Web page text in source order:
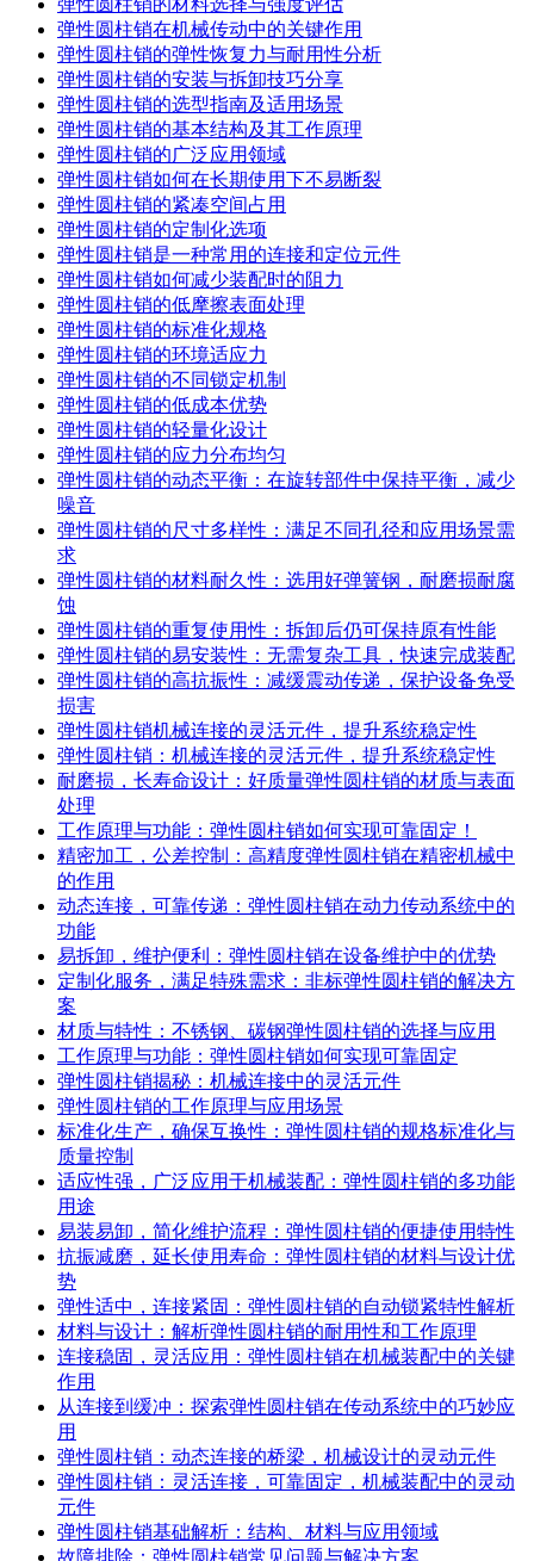
弹性圆柱销在机械传动中的关键作用
弹性圆柱销的弹性恢复力与耐用性分析
弹性圆柱销的安装与拆卸技巧分享
弹性圆柱销的选型指南及适用场景
弹性圆柱销的基本结构及其工作原理
弹性圆柱销的广泛应用领域
弹性圆柱销如何在长期使用下不易断裂
弹性圆柱销的紧凑空间占用
弹性圆柱销的定制化选项
弹性圆柱销是一种常用的连接和定位元件
弹性圆柱销如何减少装配时的阻力
弹性圆柱销的低摩擦表面处理
弹性圆柱销的标准化规格
弹性圆柱销的环境适应力
弹性圆柱销的不同锁定机制
弹性圆柱销的低成本优势
弹性圆柱销的轻量化设计
弹性圆柱销的应力分布均匀
弹性圆柱销的动态平衡：在旋转部件中保持平衡，减少
噪音
弹性圆柱销的尺寸多样性：满足不同孔径和应用场景需
求
弹性圆柱销的材料耐久性：选用好弹簧钢，耐磨损耐腐
蚀
弹性圆柱销的重复使用性：拆卸后仍可保持原有性能
弹性圆柱销的易安装性：无需复杂工具，快速完成装配
弹性圆柱销的高抗振性：减缓震动传递，保护设备免受
损害
弹性圆柱销机械连接的灵活元件，提升系统稳定性
弹性圆柱销：机械连接的灵活元件，提升系统稳定性
耐磨损，长寿命设计：好质量弹性圆柱销的材质与表面
处理
工作原理与功能：弹性圆柱销如何实现可靠固定！
精密加工，公差控制：高精度弹性圆柱销在精密机械中
的作用
动态连接，可靠传递：弹性圆柱销在动力传动系统中的
功能
易拆卸，维护便利：弹性圆柱销在设备维护中的优势
定制化服务，满足特殊需求：非标弹性圆柱销的解决方
案
材质与特性：不锈钢、碳钢弹性圆柱销的选择与应用
工作原理与功能：弹性圆柱销如何实现可靠固定
弹性圆柱销揭秘：机械连接中的灵活元件
‌弹性圆柱销的工作原理与应用场景
标准化生产，确保互换性：弹性圆柱销的规格标准化与
质量控制
适应性强，广泛应用于机械装配：弹性圆柱销的多功能
用途
易装易卸，简化维护流程：弹性圆柱销的便捷使用特性
抗振减磨，延长使用寿命：弹性圆柱销的材料与设计优
势
弹性适中，连接紧固：弹性圆柱销的自动锁紧特性解析
材料与设计：解析弹性圆柱销的耐用性和工作原理
连接稳固，灵活应用：弹性圆柱销在机械装配中的关键
作用
从连接到缓冲：探索弹性圆柱销在传动系统中的巧妙应
用
弹性圆柱销：动态连接的桥梁，机械设计的灵动元件
弹性圆柱销：灵活连接，可靠固定，机械装配中的灵动
元件
弹性圆柱销基础解析：结构、材料与应用领域
故障排除：弹性圆柱销常见问题与解决方案